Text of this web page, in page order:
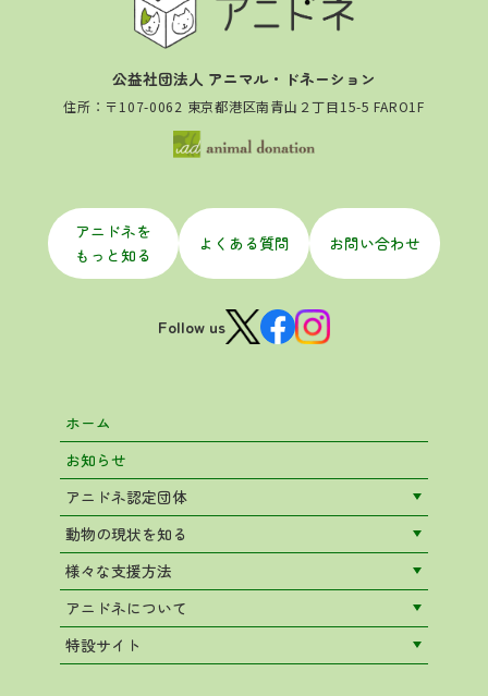
公益社団法人 アニマル・ドネーション
住所：〒107-0062 東京都港区南青山２丁目15-5 FARO1F
アニドネを
もっと知る
よくある質問 お問い合わせ
Follow us
ホーム
お知らせ
アニドネ認定団体
動物の現状を知る
様々な支援方法
アニドネについて
特設サイト